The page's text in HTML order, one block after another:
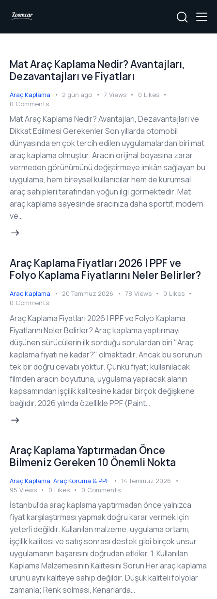
Mat Araç Kaplama Nedir? Avantajları,
Dezavantajları ve Fiyatları
Araç Kaplama 2 gün ago 7 Views 0 Likes
0 Comments
Mat Araç Kaplama Nedir? Avantajları, Dezavantajları ve
Dikkat Edilmesi Gerekenler Son yıllarda otomobil
dünyasında en çok tercih edilen uygulamalardan biri mat
araç kaplama olmuştur. Aracın orijinal boyasına zarar
vermeden görünümünü değiştirmeye imkân sağlayan bu
uygulama, hem bireysel kullanıcılar hem de kurumsal
araç sahipleri tarafından yoğun ilgi görmektedir. Mat
araç kaplama sayesinde aracınıza daha sportif, modern
ve…
Araç Kaplama Fiyatları 2026 | PPF ve
Folyo Kaplama Fiyatlarını Neler Belirler?
Araç Kaplama 20 Temmuz 2026 78 Views 0 Likes
0 Comments
Araç Kaplama Fiyatları 2026 | PPF ve Folyo Kaplama
Fiyatlarını Neler Belirler? Araç kaplama yaptırmayı
düşünen sürücülerin ilk sorduğu sorulardan biri "Araç
kaplama fiyatı ne kadar?" olmaktadır. Ancak bu sorunun
tek bir doğru cevabı yoktur. Çünkü fiyat; kullanılacak
filmden aracın boyutuna, uygulama yapılacak alanın
kapsamından işçilik kalitesine kadar birçok değişkene
bağlıdır. 2026 yılında özellikle PPF (Paint…
Araç Kaplama Yaptırmadan Önce
Bilmeniz Gereken 10 Önemli Nokta
Araç Kaplama, Araç Koruma & PPF
14 Temmuz 2026
95 Views 0 Likes 0 Comments
İstanbul'da araç kaplama yaptırmadan önce yalnızca
fiyat karşılaştırması yapmak doğru karar vermek için
yeterli değildir. Kullanılan malzeme, uygulama ortamı,
işçilik kalitesi ve satış sonrası destek gibi birçok unsur
uygulamanın başarısını doğrudan etkiler. 1. Kullanılan
Kaplama Malzemesinin Kalitesini Sorun Her araç kaplama
ürünü aynı kaliteye sahip değildir. Düşük kaliteli folyolar
zamanla; Renk solması, Kenarlarda…